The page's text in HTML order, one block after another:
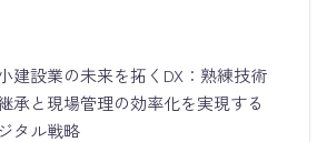
建設業の未来を拓くDX：熟練技術
承と現場管理の効率化を実現する
タル戦略